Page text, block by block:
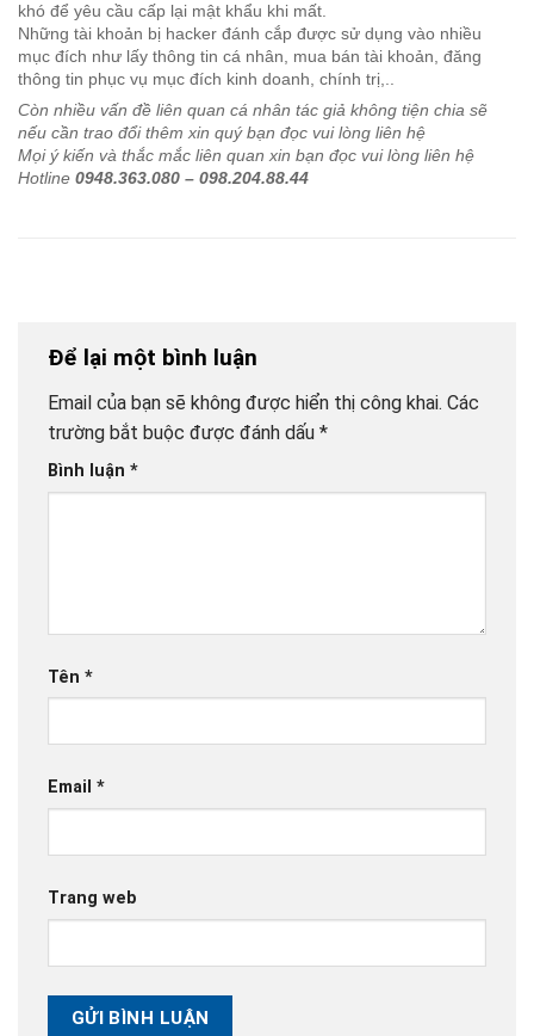
khó để yêu cầu cấp lại mật khẩu khi mất.
Những tài khoản bị hacker đánh cắp được sử dụng vào nhiều
mục đích như lấy thông tin cá nhân, mua bán tài khoản, đăng
thông tin phục vụ mục đích kinh doanh, chính trị,..
Còn nhiều vấn đề liên quan cá nhân tác giả không tiện chia sẽ
nếu cần trao đổi thêm xin quý bạn đọc vui lòng liên hệ
Mọi ý kiến và thắc mắc liên quan xin bạn đọc vui lòng liên hệ
Hotline 0948.363.080 – 098.204.88.44
Để lại một bình luận
Email của bạn sẽ không được hiển thị công khai. Các
trường bắt buộc được đánh dấu *
Bình luận *
Tên *
Email *
Trang web